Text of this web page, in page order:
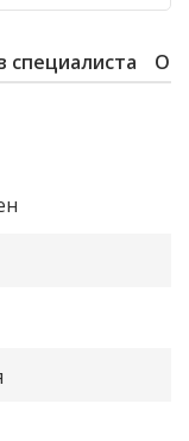
специалиста